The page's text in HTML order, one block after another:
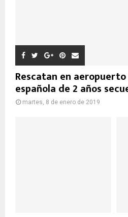
Rescatan en
española de 2 años
martes, 8 de enero de 2019